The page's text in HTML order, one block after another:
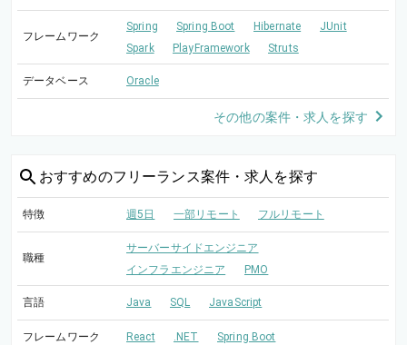
フレームワーク
Spring Spring Boot Hibernate
JUnit
Spark
PlayFramework Struts
データベース Oracle
その他の案件・求人を探す
おすすめのフリーランス案件・求人を探す
特徴 週5日 一部リモート フルリモート
職種
サーバーサイドエンジニア
インフラエンジニア
PMO
言語 Java SQL JavaScript
フレームワーク React .NET Spring Boot